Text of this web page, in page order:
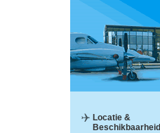
Locatie &
Beschikbaarheid